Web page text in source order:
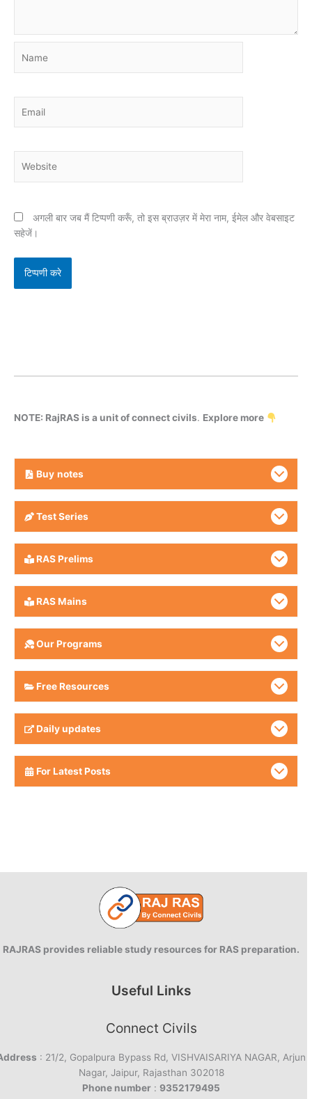
अगली बार जब मैं टिप्पणी करूँ, तो इस ब्राउज़र में मेरा नाम, ईमेल और वेबसाइट
सहेजें।
NOTE: RajRAS is a unit of connect civils. Explore more
Buy notes
Test Series
RAS Prelims
RAS Mains
Our Programs
Free Resources
Daily updates
For Latest Posts
RAJRAS provides reliable study resources for RAS preparation.
Useful Links
Connect Civils
: 21/2, Gopalpura Bypass Rd, VISHVAISARIYA NAGAR, Arjun
Nagar, Jaipur, Rajasthan 302018
Phone number : 9352179495